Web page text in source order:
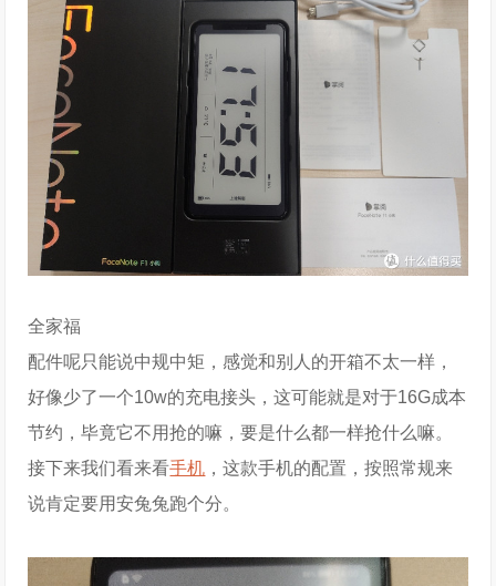
全家福
配件呢只能说中规中矩，感觉和别人的开箱不太一样，
好像少了一个10w的充电接头，这可能就是对于16G成本
节约，毕竟它不用抢的嘛，要是什么都一样抢什么嘛。
接下来我们看来看手机 ，这款手机的配置，按照常规来
说肯定要用安兔兔跑个分。